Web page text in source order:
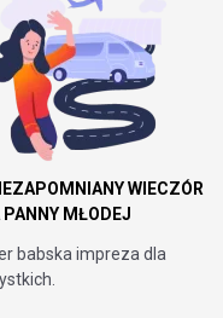
WIECZÓR
PANNY MŁODEJ
babska impreza dla